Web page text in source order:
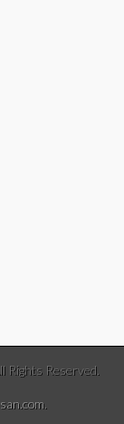
Rights Reserved.
.